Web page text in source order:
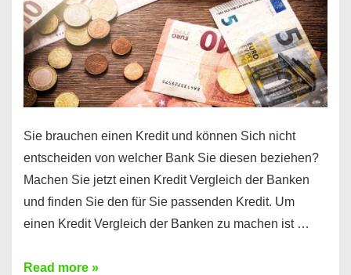
Kredit
finden
Sie brauchen einen Kredit und können Sich nicht
entscheiden von welcher Bank Sie diesen beziehen?
Machen Sie jetzt einen Kredit Vergleich der Banken
und finden Sie den für Sie passenden Kredit. Um
einen Kredit Vergleich der Banken zu machen ist …
Sie
Read more »